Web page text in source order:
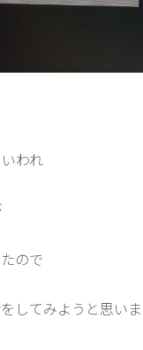
われ
ので
してみようと思いま